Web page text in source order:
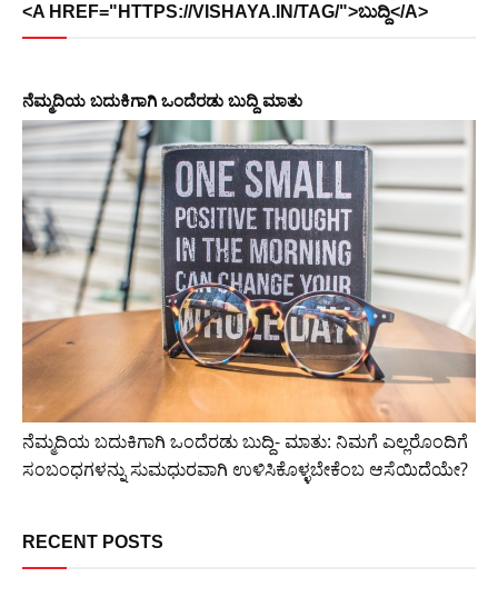
<A HREF="HTTPS://VISHAYA.IN/TAG/">ಬುದ್ದಿ</A>
ನೆಮ್ಮದಿಯ ಬದುಕಿಗಾಗಿ ಒಂದೆರಡು ಬುದ್ದಿ ಮಾತು
ನೆಮ್ಮದಿಯ ಬದುಕಿಗಾಗಿ ಒಂದೆರಡು ಬುದ್ದಿ- ಮಾತು: ನಿಮಗೆ ಎಲ್ಲರೊಂದಿಗೆ
ಸಂಬಂಧಗಳನ್ನು ಸುಮಧುರವಾಗಿ ಉಳಿಸಿಕೊಳ್ಳಬೇಕೆಂಬ ಆಸೆಯಿದೆಯೇ?
RECENT POSTS